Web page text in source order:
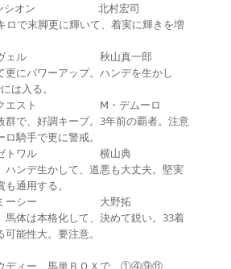
ンシオン 北村宏司
ロで末脚更に輝いて、着実に輝きを増
ヴェル 秋山真一郎
更にパワーアップ。ハンデを生かし
は入る。
クエスト Ⅿ・デムーロ
群で、好調キープ。3年前の覇者。注意
騎手で更に警戒。
ゼトワル 横山典
かして、道悪も大丈夫。堅実
通用する。
ミーシー 大野拓
格化して、決めて鋭い。33着
可能性大。要注意。
ディー 馬単ＢＯＸで ①④⑨⑪